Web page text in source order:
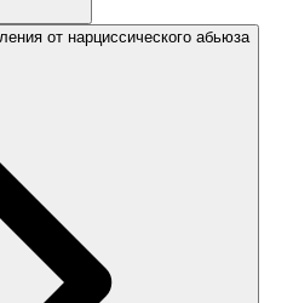
от нарциссического абьюза